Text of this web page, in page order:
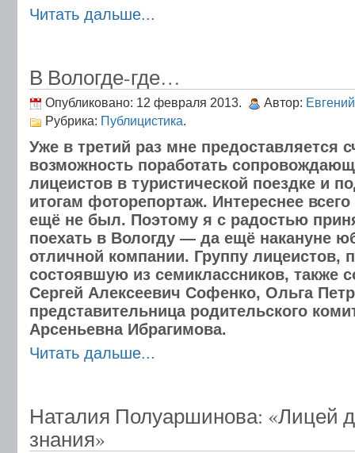
Читать дальше...
В Вологде-где…
Опубликовано: 12 февраля 2013. Автор:
Рубрика: Публицистика.
Уже в третий раз мне предоставляется
возможность поработать
лицеистов в туристической поездке и
итогам фоторепортаж. Интереснее
ещё не был. Поэтому я с радостью
поехать в Вологду — да ещё накануне
отличной компании. Группу лицеистов,
состоявшую из семиклассников, также
Сергей Алексеевич Софенко, Ольга
представительница родительского
Арсеньевна Ибрагимова.
Читать дальше...
Наталия Полуаршинова: «Лицей
знания»